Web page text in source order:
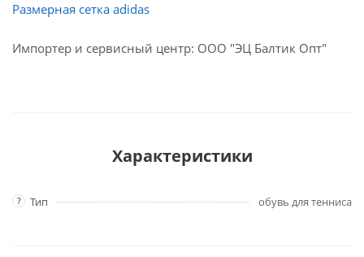
Размерная сетка adidas
Импортер и сервисный центр: ООО "ЭЦ Балтик Опт"
Характеристики
? Тип обувь для тенниса